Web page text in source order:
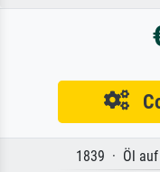
1839 · Öl